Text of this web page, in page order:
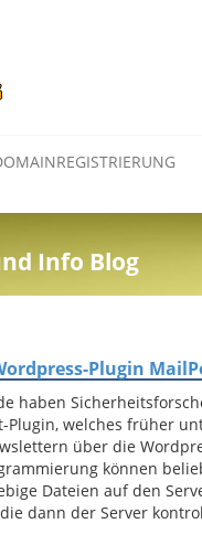
Info Blog
Plugin
haben
Plugin, welches früher
über die
können
Dateien auf den
dann der Server